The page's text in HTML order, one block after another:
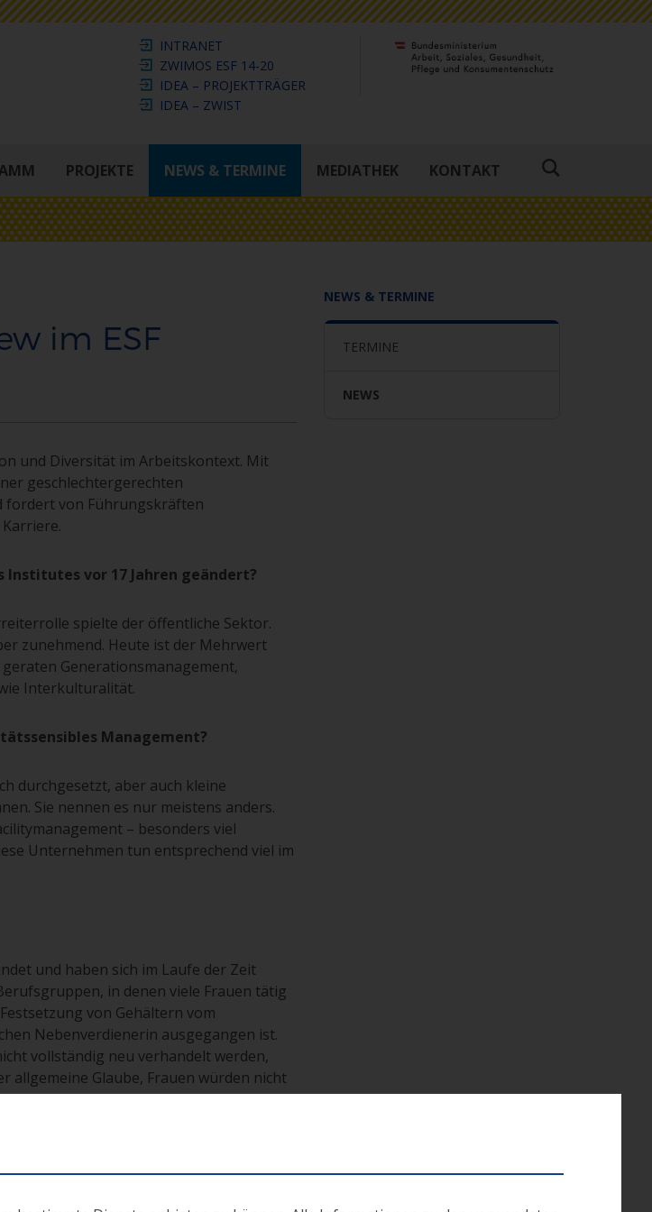
INTRANET
ZWIMOS ESF 14-20
IDEA – PROJEKTTRÄGER
IDEA – ZWIST
PROJEKTE NEWS & TERMINE MEDIATHEK KONTAKT
Suche
im ESF
und Diversität im Arbeitskontext. Mit
geschlechtergerechten
fordert von Führungskräften
Institutes vor 17 Jahren geändert?
spielte der öffentliche Sektor.
zunehmend. Heute ist der Mehrwert
Generationsmanagement,
Interkulturalität.
Management?
durchgesetzt, aber auch kleine
Sie nennen es nur meistens anders.
– besonders viel
Unternehmen tun entsprechend viel im
und haben sich im Laufe der Zeit
in denen viele Frauen tätig
von Gehältern vom
Nebenverdienerin ausgegangen ist.
vollständig neu verhandelt werden,
allgemeine Glaube, Frauen würden nicht
Wunsch wird aber wesentlich seltener
NEWS & TERMINE
TERMINE
NEWS